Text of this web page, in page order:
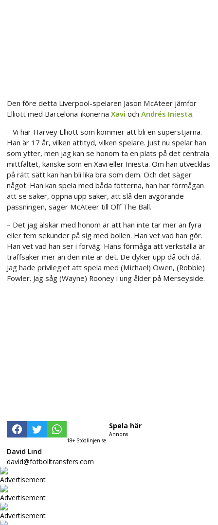
Den före detta Liverpool-spelaren Jason McAteer jämför
Elliott med Barcelona-ikonerna Xavi och Andrés Iniesta.
– Vi har Harvey Elliott som kommer att bli en superstjärna.
Han är 17 år, vilken attityd, vilken spelare. Just nu spelar han
som ytter, men jag kan se honom ta en plats på det centrala
mittfältet, kanske som en Xavi eller Iniesta. Om han utvecklas
på rätt sätt kan han bli lika bra som dem. Och det säger
något. Han kan spela med båda fötterna, han har förmågan
att se saker, öppna upp saker, att slå den avgörande
passningen, säger McAteer till Off The Ball.
– Det jag älskar med honom är att han inte tar mer än fyra
eller fem sekunder på sig med bollen. Han vet vad han gör.
Han vet vad han ser i förväg. Hans förmåga att verkställa är
träffsäker mer än den inte är det. De dyker upp då och då.
Jag hade privilegiet att spela med (Michael) Owen, (Robbie)
Fowler. Jag såg (Wayne) Rooney i ung ålder på Merseyside.
18+ Stödlinjen.se
Spela här
Annons
David Lind
david@fotbolltransfers.com